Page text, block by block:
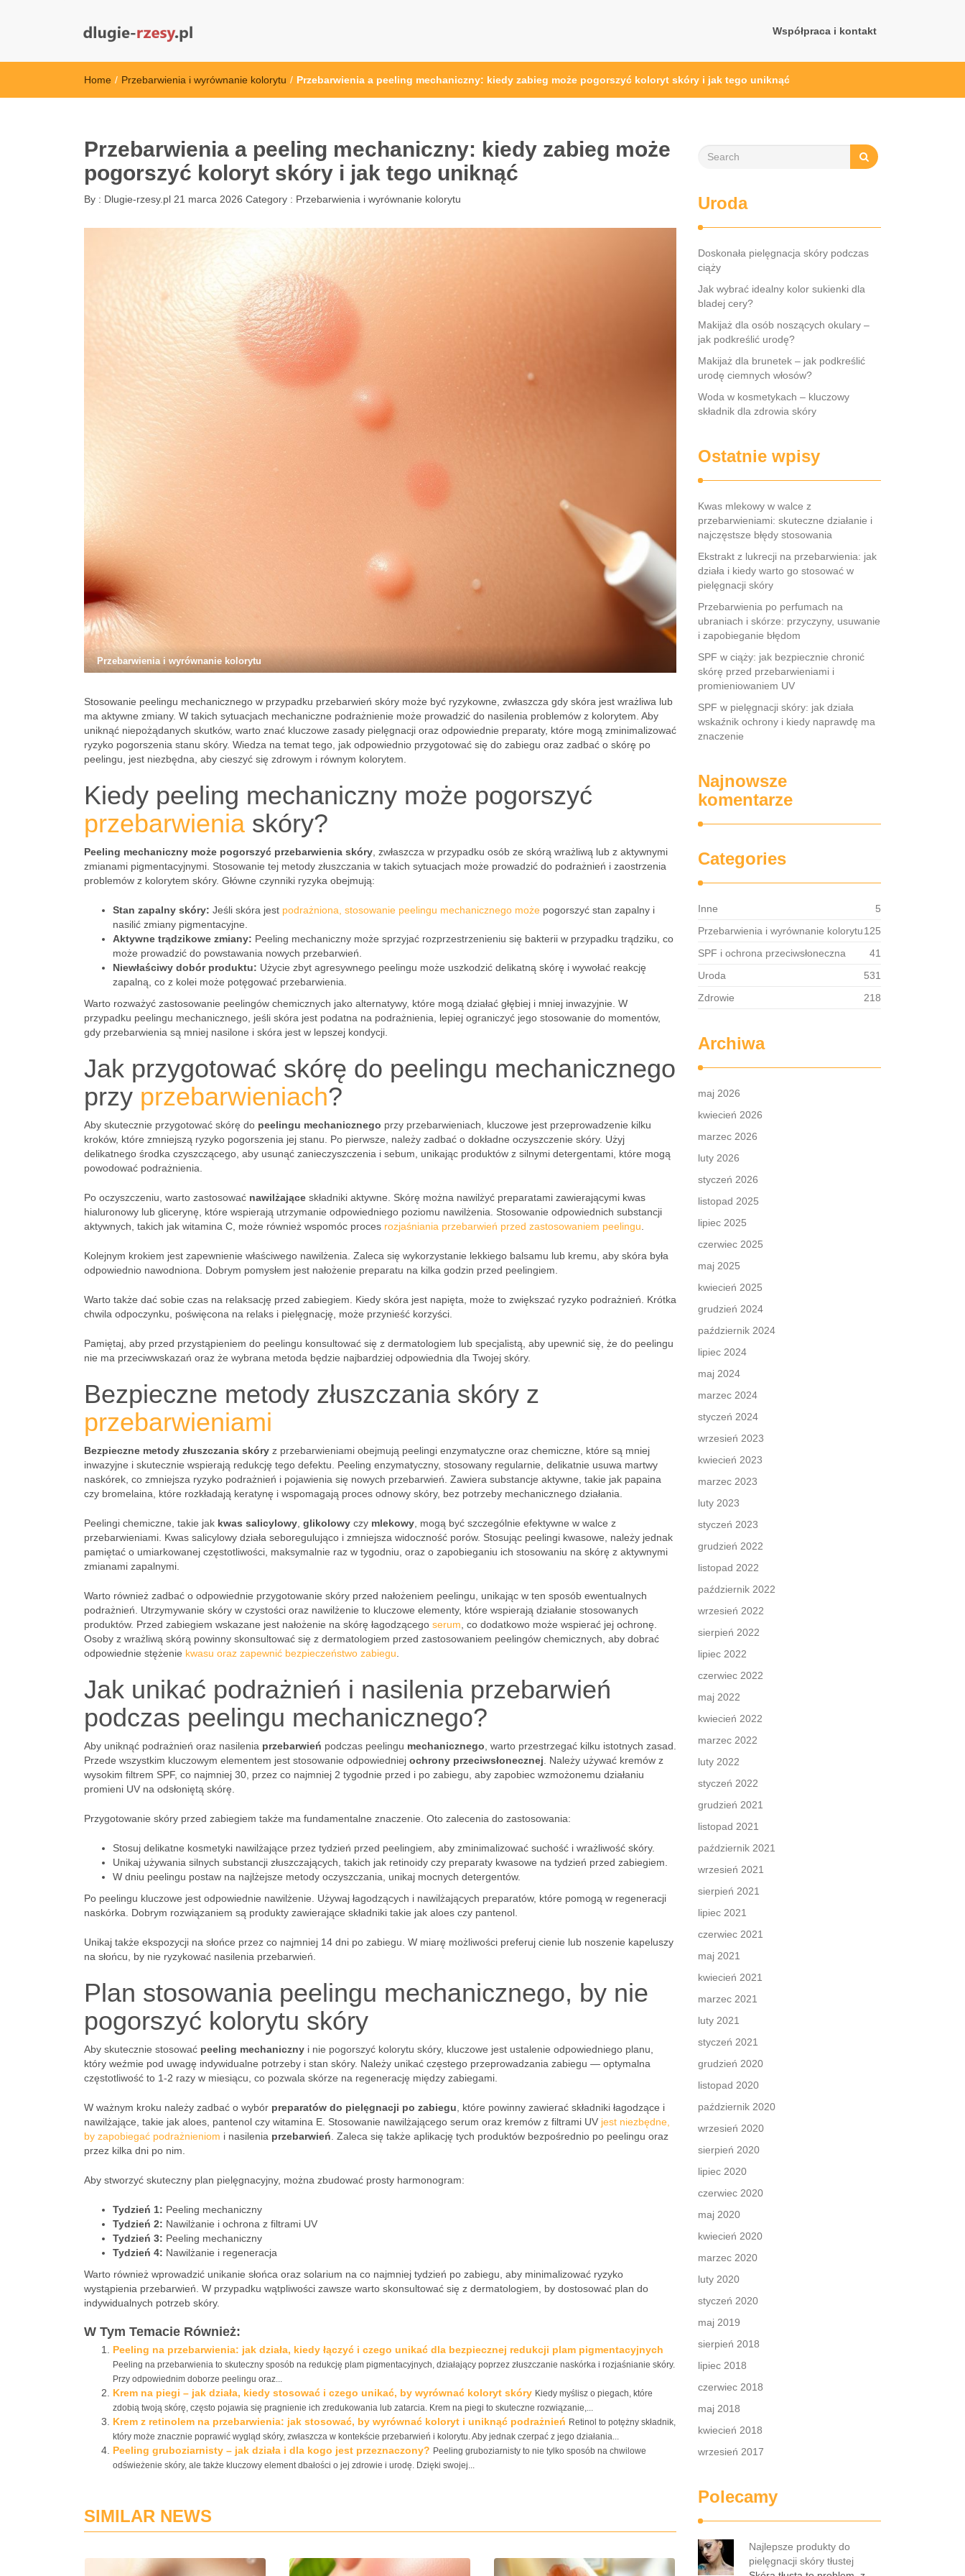
Współpraca i kontakt
Home / Przebarwienia i wyrównanie kolorytu / Przebarwienia a peeling mechaniczny: kiedy zabieg może pogorszyć koloryt skóry i jak tego uniknąć
Przebarwienia a peeling mechaniczny: kiedy zabieg może
pogorszyć koloryt skóry i jak tego uniknąć
By : Dlugie-rzesy.pl 21 marca 2026 Category : Przebarwienia i wyrównanie kolorytu
Przebarwienia i wyrównanie kolorytu
Stosowanie peelingu mechanicznego w przypadku przebarwień skóry może być ryzykowne, zwłaszcza gdy skóra jest wrażliwa lub
ma aktywne zmiany. W takich sytuacjach mechaniczne podrażnienie może prowadzić do nasilenia problemów z kolorytem. Aby
uniknąć niepożądanych skutków, warto znać kluczowe zasady pielęgnacji oraz odpowiednie preparaty, które mogą zminimalizować
ryzyko pogorszenia stanu skóry. Wiedza na temat tego, jak odpowiednio przygotować się do zabiegu oraz zadbać o skórę po
peelingu, jest niezbędna, aby cieszyć się zdrowym i równym kolorytem.
Kiedy peeling mechaniczny może pogorszyć
przebarwienia skóry?
Peeling mechaniczny może pogorszyć przebarwienia skóry , zwłaszcza w przypadku osób ze skórą wrażliwą lub z aktywnymi
zmianami pigmentacyjnymi. Stosowanie tej metody złuszczania w takich sytuacjach może prowadzić do podrażnień i zaostrzenia
problemów z kolorytem skóry. Główne czynniki ryzyka obejmują:
Stan zapalny skóry: Jeśli skóra jest podrażniona, stosowanie peelingu mechanicznego może pogorszyć stan zapalny i
nasilić zmiany pigmentacyjne.
Aktywne trądzikowe zmiany: Peeling mechaniczny może sprzyjać rozprzestrzenieniu się bakterii w przypadku trądziku, co
może prowadzić do powstawania nowych przebarwień.
Niewłaściwy dobór produktu: Użycie zbyt agresywnego peelingu może uszkodzić delikatną skórę i wywołać reakcję
zapalną, co z kolei może potęgować przebarwienia.
Warto rozważyć zastosowanie peelingów chemicznych jako alternatywy, które mogą działać głębiej i mniej inwazyjnie. W
przypadku peelingu mechanicznego, jeśli skóra jest podatna na podrażnienia, lepiej ograniczyć jego stosowanie do momentów,
gdy przebarwienia są mniej nasilone i skóra jest w lepszej kondycji.
Jak przygotować skórę do peelingu mechanicznego
przy przebarwieniach?
Aby skutecznie przygotować skórę do peelingu mechanicznego przy przebarwieniach, kluczowe jest przeprowadzenie kilku
kroków, które zmniejszą ryzyko pogorszenia jej stanu. Po pierwsze, należy zadbać o dokładne oczyszczenie skóry. Użyj
delikatnego środka czyszczącego, aby usunąć zanieczyszczenia i sebum, unikając produktów z silnymi detergentami, które mogą
powodować podrażnienia.
Po oczyszczeniu, warto zastosować nawilżające składniki aktywne. Skórę można nawilżyć preparatami zawierającymi kwas
hialuronowy lub glicerynę, które wspierają utrzymanie odpowiedniego poziomu nawilżenia. Stosowanie odpowiednich substancji
aktywnych, takich jak witamina C, może również wspomóc proces rozjaśniania przebarwień przed zastosowaniem peelingu
Kolejnym krokiem jest zapewnienie właściwego nawilżenia. Zaleca się wykorzystanie lekkiego balsamu lub kremu, aby skóra była
odpowiednio nawodniona. Dobrym pomysłem jest nałożenie preparatu na kilka godzin przed peelingiem.
Warto także dać sobie czas na relaksację przed zabiegiem. Kiedy skóra jest napięta, może to zwiększać ryzyko podrażnień. Krótka
chwila odpoczynku, poświęcona na relaks i pielęgnację, może przynieść korzyści.
Pamiętaj, aby przed przystąpieniem do peelingu konsultować się z dermatologiem lub specjalistą, aby upewnić się, że do peelingu
nie ma przeciwwskazań oraz że wybrana metoda będzie najbardziej odpowiednia dla Twojej skóry.
Bezpieczne metody złuszczania skóry z
przebarwieniami
Bezpieczne metody złuszczania skóry z przebarwieniami obejmują peelingi enzymatyczne oraz chemiczne, które są mniej
inwazyjne i skutecznie wspierają redukcję tego defektu. Peeling enzymatyczny, stosowany regularnie, delikatnie usuwa martwy
naskórek, co zmniejsza ryzyko podrażnień i pojawienia się nowych przebarwień. Zawiera substancje aktywne, takie jak papaina
czy bromelaina, które rozkładają keratynę i wspomagają proces odnowy skóry, bez potrzeby mechanicznego działania.
Peelingi chemiczne, takie jak kwas salicylowy glikolowy czy mlekowy , mogą być szczególnie efektywne w walce z
przebarwieniami. Kwas salicylowy działa seboregulująco i zmniejsza widoczność porów. Stosując peelingi kwasowe, należy jednak
pamiętać o umiarkowanej częstotliwości, maksymalnie raz w tygodniu, oraz o zapobieganiu ich stosowaniu na skórę z aktywnymi
zmianami zapalnymi.
Warto również zadbać o odpowiednie przygotowanie skóry przed nałożeniem peelingu, unikając w ten sposób ewentualnych
podrażnień. Utrzymywanie skóry w czystości oraz nawilżenie to kluczowe elementy, które wspierają działanie stosowanych
produktów. Przed zabiegiem wskazane jest nałożenie na skórę łagodzącego serum , co dodatkowo może wspierać jej ochronę.
Osoby z wrażliwą skórą powinny skonsultować się z dermatologiem przed zastosowaniem peelingów chemicznych, aby dobrać
odpowiednie stężenie kwasu oraz zapewnić bezpieczeństwo zabiegu
Jak unikać podrażnień i nasilenia przebarwień
podczas peelingu mechanicznego?
Aby uniknąć podrażnień oraz nasilenia przebarwień podczas peelingu mechanicznego , warto przestrzegać kilku istotnych zasad.
Przede wszystkim kluczowym elementem jest stosowanie odpowiedniej ochrony przeciwsłonecznej . Należy używać kremów z
wysokim filtrem SPF, co najmniej 30, przez co najmniej 2 tygodnie przed i po zabiegu, aby zapobiec wzmożonemu działaniu
promieni UV na odsłoniętą skórę.
Przygotowanie skóry przed zabiegiem także ma fundamentalne znaczenie. Oto zalecenia do zastosowania:
Stosuj delikatne kosmetyki nawilżające przez tydzień przed peelingiem, aby zminimalizować suchość i wrażliwość skóry.
Unikaj używania silnych substancji złuszczających, takich jak retinoidy czy preparaty kwasowe na tydzień przed zabiegiem.
W dniu peelingu postaw na najlżejsze metody oczyszczania, unikaj mocnych detergentów.
Po peelingu kluczowe jest odpowiednie nawilżenie. Używaj łagodzących i nawilżających preparatów, które pomogą w regeneracji
naskórka. Dobrym rozwiązaniem są produkty zawierające składniki takie jak aloes czy pantenol.
Unikaj także ekspozycji na słońce przez co najmniej 14 dni po zabiegu. W miarę możliwości preferuj cienie lub noszenie kapeluszy
na słońcu, by nie ryzykować nasilenia przebarwień.
Plan stosowania peelingu mechanicznego, by nie
pogorszyć kolorytu skóry
Aby skutecznie stosować peeling mechaniczny i nie pogorszyć kolorytu skóry, kluczowe jest ustalenie odpowiedniego planu,
który weźmie pod uwagę indywidualne potrzeby i stan skóry. Należy unikać częstego przeprowadzania zabiegu — optymalna
częstotliwość to 1-2 razy w miesiącu, co pozwala skórze na regenerację między zabiegami.
W ważnym kroku należy zadbać o wybór preparatów do pielęgnacji po zabiegu , które powinny zawierać składniki łagodzące i
nawilżające, takie jak aloes, pantenol czy witamina E. Stosowanie nawilżającego serum oraz kremów z filtrami UV jest niezbędne,
by zapobiegać podrażnieniom i nasilenia przebarwień . Zaleca się także aplikację tych produktów bezpośrednio po peelingu oraz
przez kilka dni po nim.
Aby stworzyć skuteczny plan pielęgnacyjny, można zbudować prosty harmonogram:
Tydzień 1: Peeling mechaniczny
Tydzień 2: Nawilżanie i ochrona z filtrami UV
Tydzień 3: Peeling mechaniczny
Tydzień 4: Nawilżanie i regeneracja
Warto również wprowadzić unikanie słońca oraz solarium na co najmniej tydzień po zabiegu, aby minimalizować ryzyko
wystąpienia przebarwień. W przypadku wątpliwości zawsze warto skonsultować się z dermatologiem, by dostosować plan do
indywidualnych potrzeb skóry.
W Tym Temacie Również:
Peeling na przebarwienia: jak działa, kiedy łączyć i czego unikać dla bezpiecznej redukcji plam pigmentacyjnych
Peeling na przebarwienia to skuteczny sposób na redukcję plam pigmentacyjnych, działający poprzez złuszczanie naskórka i rozjaśnianie skóry.
Przy odpowiednim doborze peelingu oraz...
Krem na piegi – jak działa, kiedy stosować i czego unikać, by wyrównać koloryt skóry Kiedy myślisz o piegach, które
zdobią twoją skórę, często pojawia się pragnienie ich zredukowania lub zatarcia. Krem na piegi to skuteczne rozwiązanie,...
Krem z retinolem na przebarwienia: jak stosować, by wyrównać koloryt i uniknąć podrażnień Retinol to potężny składnik,
który może znacznie poprawić wygląd skóry, zwłaszcza w kontekście przebarwień i kolorytu. Aby jednak czerpać z jego działania...
Peeling gruboziarnisty – jak działa i dla kogo jest przeznaczony? Peeling gruboziarnisty to nie tylko sposób na chwilowe
odświeżenie skóry, ale także kluczowy element dbałości o jej zdrowie i urodę. Dzięki swojej...
SIMILAR NEWS
Uroda
Doskonała pielęgnacja skóry podczas
ciąży
Jak wybrać idealny kolor sukienki dla
bladej cery?
Makijaż dla osób noszących okulary –
jak podkreślić urodę?
Makijaż dla brunetek – jak podkreślić
urodę ciemnych włosów?
Woda w kosmetykach – kluczowy
składnik dla zdrowia skóry
Ostatnie wpisy
Kwas mlekowy w walce z
przebarwieniami: skuteczne działanie i
najczęstsze błędy stosowania
Ekstrakt z lukrecji na przebarwienia: jak
działa i kiedy warto go stosować w
pielęgnacji skóry
Przebarwienia po perfumach na
ubraniach i skórze: przyczyny, usuwanie
i zapobieganie błędom
SPF w ciąży: jak bezpiecznie chronić
skórę przed przebarwieniami i
promieniowaniem UV
SPF w pielęgnacji skóry: jak działa
wskaźnik ochrony i kiedy naprawdę ma
znaczenie
Najnowsze
komentarze
Categories
Inne
5
Przebarwienia i wyrównanie kolorytu125
SPF i ochrona przeciwsłoneczna
41
Uroda
531
Zdrowie
218
Archiwa
maj 2026
kwiecień 2026
marzec 2026
luty 2026
styczeń 2026
listopad 2025
lipiec 2025
czerwiec 2025
maj 2025
kwiecień 2025
grudzień 2024
październik 2024
lipiec 2024
maj 2024
marzec 2024
styczeń 2024
wrzesień 2023
kwiecień 2023
marzec 2023
luty 2023
styczeń 2023
grudzień 2022
listopad 2022
październik 2022
wrzesień 2022
sierpień 2022
lipiec 2022
czerwiec 2022
maj 2022
kwiecień 2022
marzec 2022
luty 2022
styczeń 2022
grudzień 2021
listopad 2021
październik 2021
wrzesień 2021
sierpień 2021
lipiec 2021
czerwiec 2021
maj 2021
kwiecień 2021
marzec 2021
luty 2021
styczeń 2021
grudzień 2020
listopad 2020
październik 2020
wrzesień 2020
sierpień 2020
lipiec 2020
czerwiec 2020
maj 2020
kwiecień 2020
marzec 2020
luty 2020
styczeń 2020
maj 2019
sierpień 2018
lipiec 2018
czerwiec 2018
maj 2018
kwiecień 2018
wrzesień 2017
Polecamy
Najlepsze produkty do
pielęgnacji skóry tłustej